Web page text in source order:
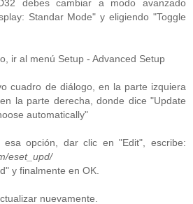
debes cambiar a modo avanzado
Standar Mode" y eligiendo "Toggle
ir al menú Setup - Advanced Setup
cuadro de diálogo, en la parte izquiera
la parte derecha, donde dice "Update
automatically"
esa opción, dar clic en "Edit", escribe:
eset_upd/
y finalmente en OK.
nuevamente.